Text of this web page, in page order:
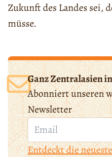
Zukunft des Landes sei,
müsse.
Ganz Zentralasien
Abonniert unseren
Newsletter
Entdeckt die